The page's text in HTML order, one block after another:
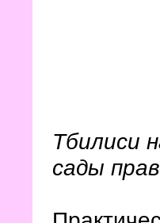
Тбилиси
сады